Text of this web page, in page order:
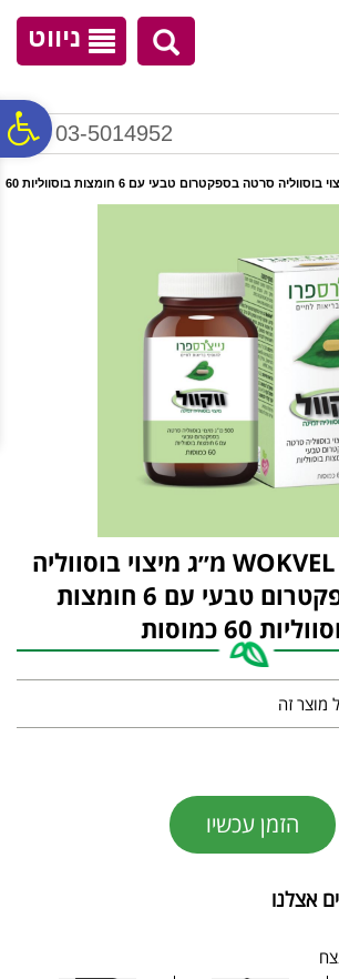
נגישות
ניווט
03-5014952
ווקוול WOKVEL - 500 מ״ג מיצוי בוסווליה סרטה בספקטרום טבעי עם 6 חומצות בוסווליות 60
ווקוול WOKVEL - 500 מ״ג מיצוי בוסווליה
סרטה בספקטרום טבעי עם 6 חומצות
60 כמוסות
מוצר זה
הזמן עכשיו
אצלנו